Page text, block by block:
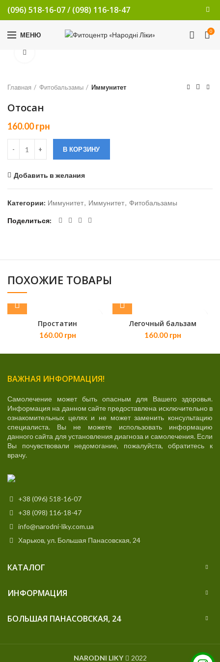
(096) 518-16-07/ (098) 116-18-47
МЕНЮ 0
Главная Фитобальзамы Иммунитет
Отосан
160.00грн
В КОРЗИНУ
Добавить в желания
Категории: Иммунитет, Иммунитет, Фитобальзамы
Поделиться
ПОХОЖИЕ ТОВАРЫ
Простатин
160.00 грн
Легочный бальзам
160.00 грн
ВАЖНАЯ ИНФОРМАЦИЯ!
Самолечение может быть опасным для Вашего здоровья.
Информация на данном сайте предоставлена исключительно в
ознакомительных целях и не может заменить консультацию
специалиста. Вы не можете использовать информацию
данного сайта для установления диагноза и самолечения. Если
Вы почувствовали недомогание, пожалуйста, обратитесь к
врачу.
+38 (096) 518-16-07
+38 (098) 116-18-47
info@narodni-liky.com.ua
Харьков, ул. Большая Панасовская, 24
КАТАЛОГ
ИНФОРМАЦИЯ
БОЛЬШАЯ ПАНАСОВСКАЯ, 24
NARODNI LIKY 2022